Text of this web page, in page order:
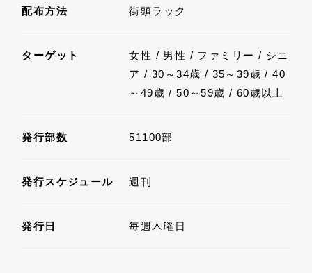
配布方法 街頭ラック
ターゲット
女性 / 男性 / ファミリー / シニ
ア / 30～34歳 / 35～39歳 / 40
～49歳 / 50～59歳 / 60歳以上
発行部数 51100部
発行スケジュール 週刊
発行日 毎週木曜日